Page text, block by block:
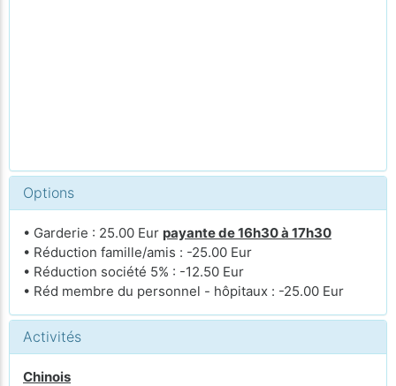
Options
• Garderie : 25.00 Eur payante de 16h30 à 17h30
• Réduction famille/amis : -25.00 Eur
• Réduction société 5% : -12.50 Eur
• Réd membre du personnel - hôpitaux : -25.00 Eur
Activités
Chinois